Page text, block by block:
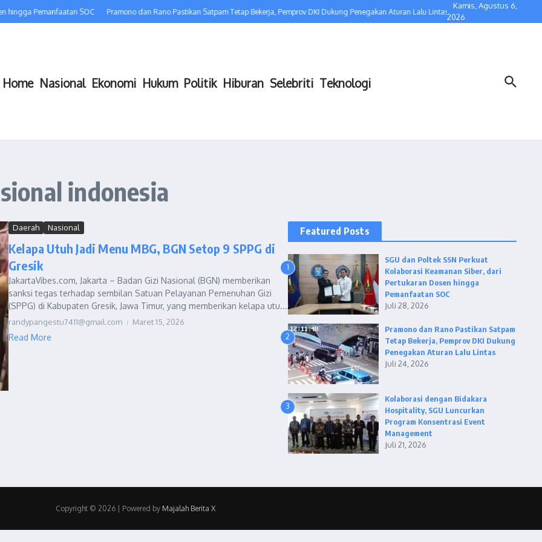
hingga Pemanfaatan SOC Pramono dan Rano Pastikan Satpam Tetap Bekerja, Pemprov DKI Dukung Penegakan Aturan Lalu Lintas Kolaborasi dengan
Kamis, Agustus 6,
2026
Home Nasional Ekonomi Hukum Politik Hiburan Selebriti Teknologi
indonesia
Daerah Nasional
Kelapa Utuh Jadi Menu MBG, BGN Setop 9 SPPG di
Gresik
JakartaVibes.com, Jakarta – Badan Gizi Nasional (BGN) memberikan
sanksi tegas terhadap sembilan Satuan Pelayanan Pemenuhan Gizi
(SPPG) di Kabupaten Gresik, Jawa Timur, yang memberikan kelapa utu...
randypangestu7411@gmail.com Maret 15, 2026
Read More
Featured Posts
1
SGU dan Poltek SSN Perkuat
Kolaborasi Keamanan Siber, dari
Pertukaran Dosen hingga
Pemanfaatan SOC
Juli 28, 2026
2
Pramono dan Rano Pastikan Satpam
Tetap Bekerja, Pemprov DKI Dukung
Penegakan Aturan Lalu Lintas
Juli 24, 2026
3
Kolaborasi dengan Bidakara
Hospitality, SGU Luncurkan
Program Konsentrasi Event
Management
Juli 21, 2026
Copyright © 2026 | Powered by Majalah Berita X